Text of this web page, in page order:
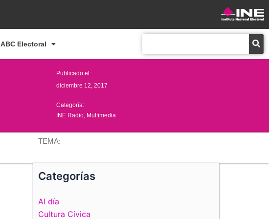
ABC Electoral
Publicado el:
diciembre 12, 2017
Categoría:
INE Radio Multimedia
TEMA:
Categorías
Al día
Cultura Cívica